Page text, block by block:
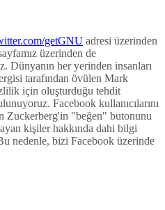
getGNU adresi üzerinden
üzerinden de
Dünyanın her yerinden insanları
tarafından övülen Mark
için oluşturduğu tehdit
Facebook kullanıcılarını
Zuckerberg'in "beğen" butonunu
kişiler hakkında dahi bilgi
nedenle, bizi Facebook üzerinde